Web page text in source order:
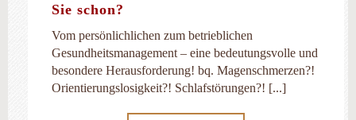
Sie schon?
Vom persönlichlichen zum betrieblichen
Gesundheitsmanagement – eine bedeutungsvolle und
besondere Herausforderung! bq. Magenschmerzen?!
Orientierungslosigkeit?! Schlafstörungen?! [...]